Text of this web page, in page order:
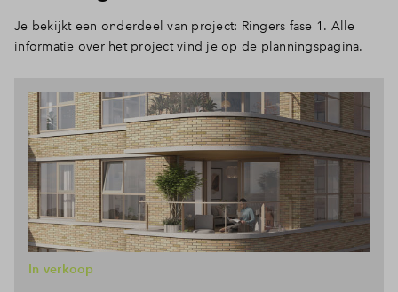
Je bekijkt een onderdeel van project: Ringers fase 1. Alle
informatie over het project vind je op de planningspagina.
In verkoop